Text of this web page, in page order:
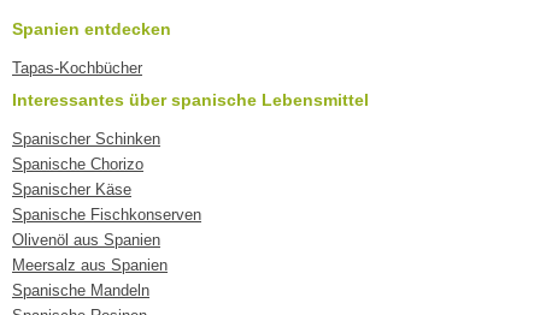
Spanien entdecken
Tapas-Kochbücher
Interessantes über spanische Lebensmittel
Spanischer Schinken
Spanische Chorizo
Spanischer Käse
Spanische Fischkonserven
Olivenöl aus Spanien
Meersalz aus Spanien
Spanische Mandeln